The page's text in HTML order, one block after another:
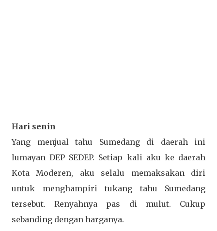
Hari senin
Yang menjual tahu Sumedang di daerah ini
lumayan DEP SEDEP. Setiap kali aku ke daerah
Kota Moderen, aku selalu memaksakan diri
untuk menghampiri tukang tahu Sumedang
tersebut. Renyahnya pas di mulut. Cukup
sebanding dengan harganya.